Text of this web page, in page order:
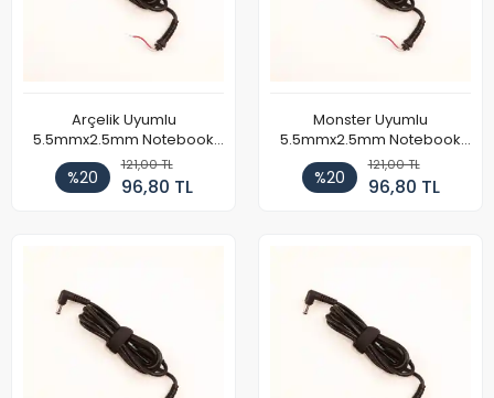
Arçelik Uyumlu
5.5mmx2.5mm Notebook
Adaptör DC Kablosu
%20
121,00 TL
96,80 TL
Monster Uyumlu
5.5mmx2.5mm Notebook
Adaptör DC Kablosu
%20
121,00 TL
96,80 TL